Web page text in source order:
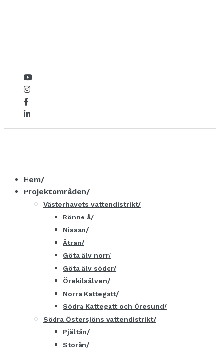
Hem
Projektområden
Västerhavets vattendistrikt
Rönne å
Nissan
Ätran
Göta älv norr
Göta älv söder
Örekilsälven
Norra Kattegatt
Södra Kattegatt och Öresund
Södra Östersjöns vattendistrikt
Pjältån
Storån